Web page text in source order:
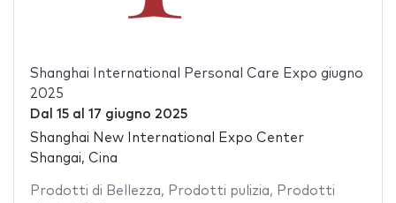
Shanghai International Personal Care Expo giugno
2025
Dal 15al 17 giugno 2025
Shanghai New International Expo Center
Shangai, Cina
Prodotti di Bellezza, Prodotti pulizia, Prodotti